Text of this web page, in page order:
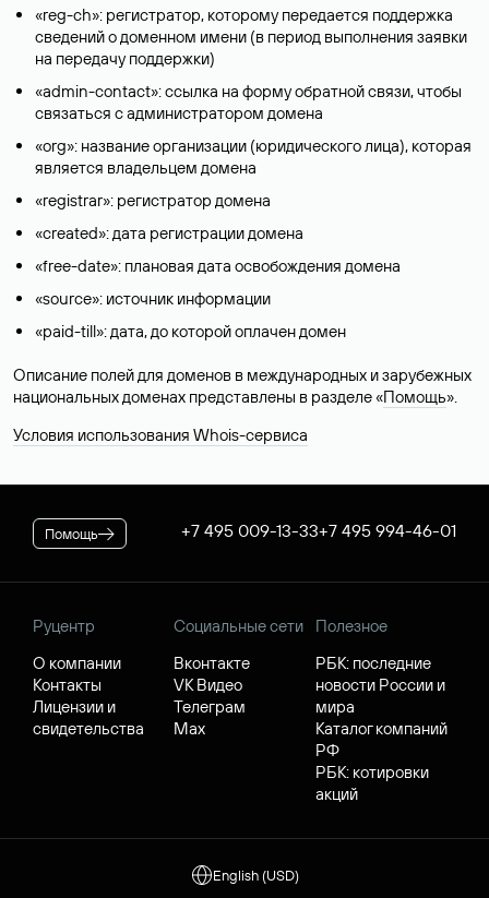
«reg-ch»: регистратор, которому передается поддержка
сведений о доменном имени (в период выполнения заявки
на передачу поддержки)
«admin-contact»: ссылка на форму обратной связи, чтобы
связаться с администратором домена
«org»: название организации (юридического лица), которая
является владельцем домена
«registrar»: регистратор домена
«created»: дата регистрации домена
«free-date»: плановая дата освобождения домена
«source»: источник информации
«paid-till»: дата, до которой оплачен домен
Описание полей для доменов в международных и зарубежных
национальных доменах представлены в разделе «Помощь».
Условия использования Whois-сервиса
Помощь +7 495 009-13-33+7 495 994-46-01
Руцентр
О компании
Контакты
Лицензии и
свидетельства
Социальные сети
Вконтакте
VK Видео
Телеграм
Max
Полезное
РБК: последние
новости России и
мира
Каталог компаний
РФ
РБК: котировки
акций
English (USD)